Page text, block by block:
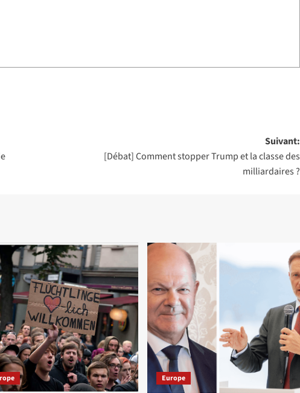
Suivant:
[Débat] Comment stopper Trump et la classe des
milliardaires ?
Europe